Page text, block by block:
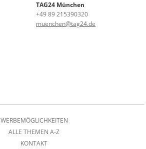
TAG24 München
+49 89 215390320
muenchen@tag24.de
WERBEMÖGLICHKEITEN
ALLE THEMEN A-Z
KONTAKT